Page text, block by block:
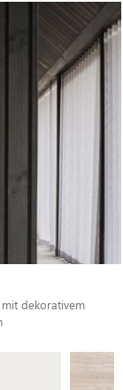
dekorativem